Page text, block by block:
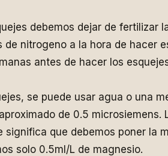
debemos dejar de fertilizar
nitrogeno a la hora de hacer
antes de hacer los
se puede usar agua o una
de 0.5 microsiemens.
significa que debemos poner la
solo 0.5ml/L de magnesio.